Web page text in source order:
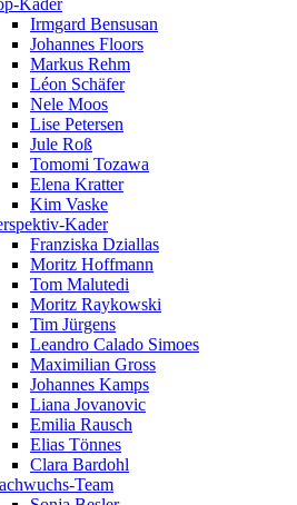
Kader
Irmgard Bensusan
Johannes Floors
Markus Rehm
Léon Schäfer
Nele Moos
Lise Petersen
Jule Roß
Tomomi Tozawa
Elena Kratter
Kim Vaske
Kader
Franziska Dziallas
Moritz Hoffmann
Tom Malutedi
Moritz Raykowski
Tim Jürgens
Leandro Calado Simoes
Maximilian Gross
Johannes Kamps
Liana Jovanovic
Emilia Rausch
Elias Tönnes
Clara Bardohl
Team